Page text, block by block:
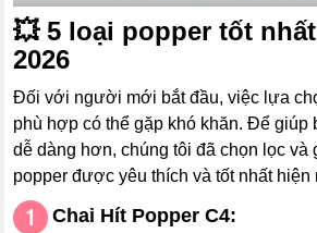
💥5 loại popper tốt
2026
Đối với người mới bắt đầu, việc lựa
phù hợp có thể gặp khó khăn. Để giúp
dễ dàng hơn, chúng tôi đã chọn lọc và
popper được yêu thích và tốt nhất hiện
Chai Hít Popper C4: